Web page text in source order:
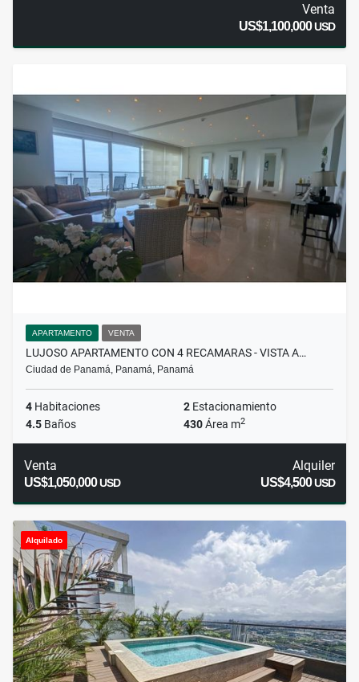
Venta
US$1,100,000USD
APARTAMENTO VENTA
LUJOSO APARTAMENTO CON 4 RECAMARAS - VISTA A…
Ciudad de Panamá, Panamá, Panamá
4 Habitaciones 2 Estacionamiento
4.5 Baños 430Área m2
Venta
US$1,050,000USD
Alquiler
US$4,500USD
Alquilado